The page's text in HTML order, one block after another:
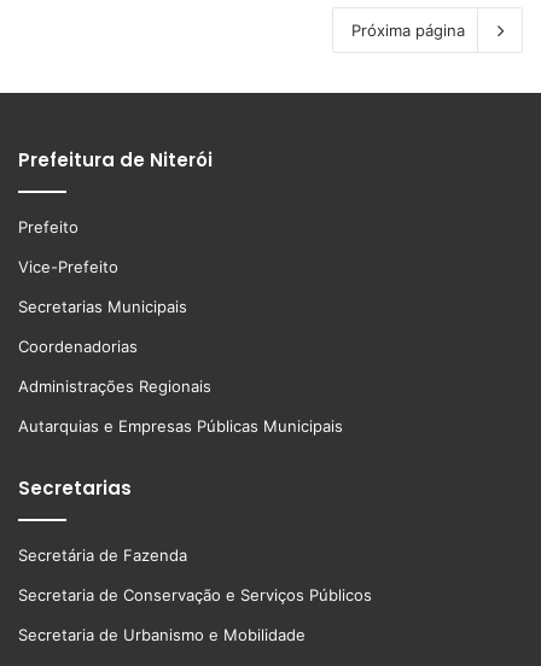
Próxima página
Prefeitura de Niterói
Prefeito
Vice-Prefeito
Secretarias Municipais
Coordenadorias
Administrações Regionais
Autarquias e Empresas Públicas Municipais
Secretarias
Secretária de Fazenda
Secretaria de Conservação e Serviços Públicos
Secretaria de Urbanismo e Mobilidade